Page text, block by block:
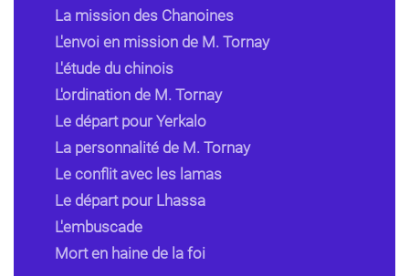
La mission des Chanoines
L'envoi en mission de M. Tornay
L'étude du chinois
L'ordination de M. Tornay
Le départ pour Yerkalo
La personnalité de M. Tornay
Le conflit avec les lamas
Le départ pour Lhassa
L'embuscade
Mort en haine de la foi